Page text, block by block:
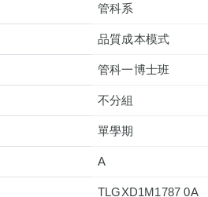
管科系
品質成本模式
管科一博士班
不分組
單學期
A
TLGXD1M1787 0A